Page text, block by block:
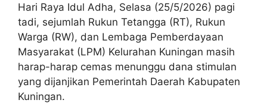
Hari Raya Idul Adha, Selasa (25/5/2026) pagi
tadi, sejumlah Rukun Tetangga (RT), Rukun
Warga (RW), dan Lembaga Pemberdayaan
Masyarakat (LPM) Kelurahan Kuningan masih
harap-harap cemas menunggu dana stimulan
yang dijanjikan Pemerintah Daerah Kabupaten
Kuningan.